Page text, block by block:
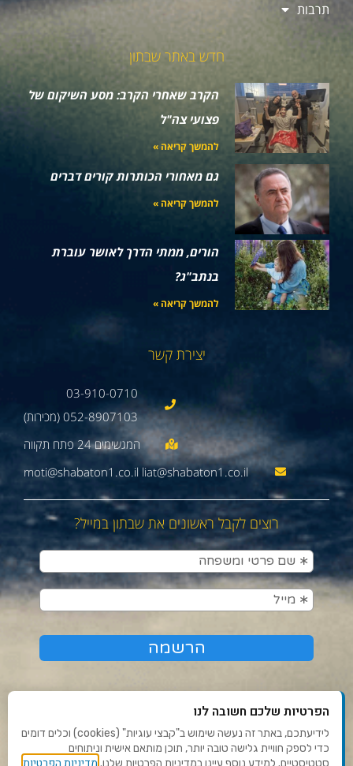
תרבות
חדש באתר שבתון
הקרב שאחרי הקרב: מסע השיקום של
פצועי צה"ל
להמשך קריאה »
גם מאחורי הכותרות קורים דברים
להמשך קריאה »
הורים, ממתי הדרך לאושר עוברת
בנתב"ג?
להמשך קריאה »
יצירת קשר
03-910-0710
052-8907103 (מכירות)
moti@shabaton1.co.il liat@shabaton1.co.il
רוצים לקבל ראשונים את שבתון במייל?
תנאי שימוש ומדיניות פרטיות
הפרטיות שלכם חשובה לנו
לידיעתכם, באתר זה נעשה שימוש ב"קבצי עוגיות" (cookies) וכלים דומים
כדי לספק חוויית גלישה טובה יותר, תוכן מותאם אישית וניתוחים
סטטיסטיים. למידע נוסף עיינו במדיניות הפרטיות שלנו.